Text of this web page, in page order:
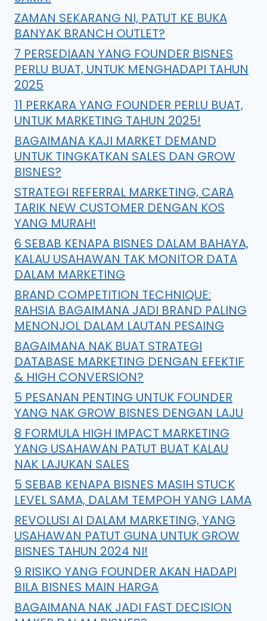
ZAMAN SEKARANG NI, PATUT KE BUKA
BANYAK BRANCH OUTLET?
7 PERSEDIAAN YANG FOUNDER BISNES
PERLU BUAT, UNTUK MENGHADAPI TAHUN
2025
11 PERKARA YANG FOUNDER PERLU BUAT,
UNTUK MARKETING TAHUN 2025!
BAGAIMANA KAJI MARKET DEMAND
UNTUK TINGKATKAN SALES DAN GROW
BISNES?
STRATEGI REFERRAL MARKETING, CARA
TARIK NEW CUSTOMER DENGAN KOS
YANG MURAH!
6 SEBAB KENAPA BISNES DALAM BAHAYA,
KALAU USAHAWAN TAK MONITOR DATA
DALAM MARKETING
BRAND COMPETITION TECHNIQUE:
RAHSIA BAGAIMANA JADI BRAND PALING
MENONJOL DALAM LAUTAN PESAING
BAGAIMANA NAK BUAT STRATEGI
DATABASE MARKETING DENGAN EFEKTIF
& HIGH CONVERSION?
5 PESANAN PENTING UNTUK FOUNDER
YANG NAK GROW BISNES DENGAN LAJU
8 FORMULA HIGH IMPACT MARKETING
YANG USAHAWAN PATUT BUAT KALAU
NAK LAJUKAN SALES
5 SEBAB KENAPA BISNES MASIH STUCK
LEVEL SAMA, DALAM TEMPOH YANG LAMA
REVOLUSI AI DALAM MARKETING, YANG
USAHAWAN PATUT GUNA UNTUK GROW
BISNES TAHUN 2024 NI!
9 RISIKO YANG FOUNDER AKAN HADAPI
BILA BISNES MAIN HARGA
BAGAIMANA NAK JADI FAST DECISION